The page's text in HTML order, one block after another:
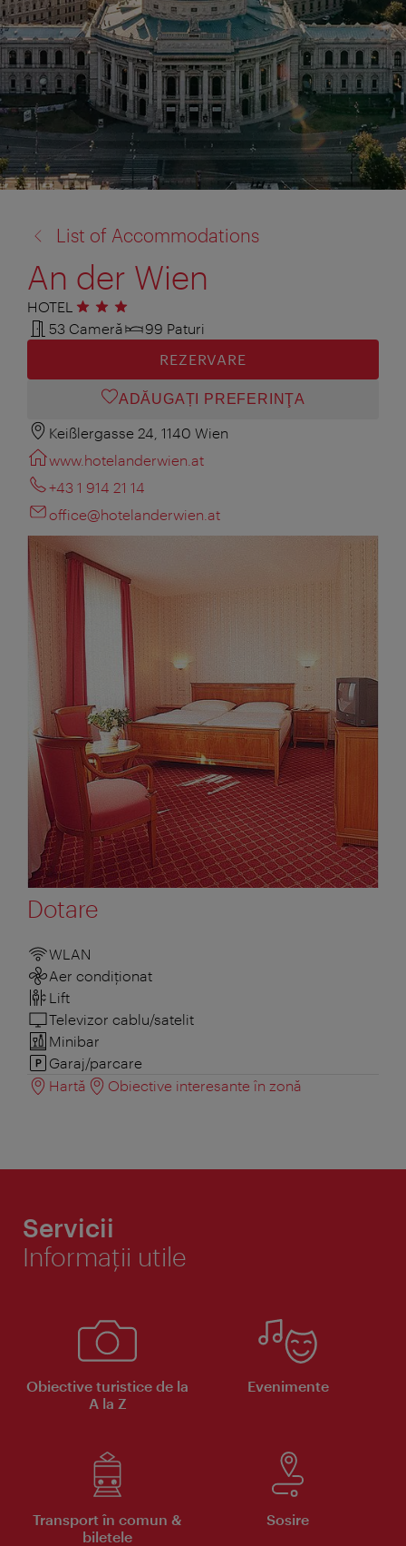
la:
List of Accommodations
An der Wien
HOTEL 3 stele
53 Cameră
99 Paturi
REZERVARE
ADĂUGAȚI PREFERINŢA
Keißlergasse 24, 1140 Wien
www.hotelanderwien.at
+43 1 914 21 14
office@hotelanderwien.at
Dotare
WLAN
Aer condiționat
Lift
Televizor cablu/satelit
Minibar
Garaj/parcare
Hartă
Obiective interesante în zonă
Servicii
Informaţii utile
Obiective turistice de la
A la Z
Evenimente
Transport în comun &
biletele
Sosire